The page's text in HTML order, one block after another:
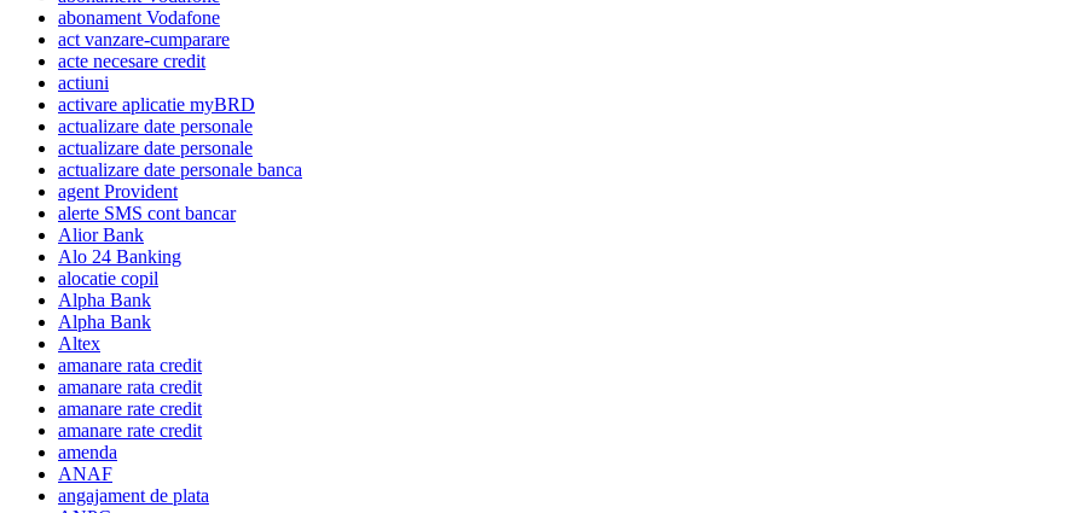
abonament Vodafone
act vanzare-cumparare
acte necesare credit
actiuni
activare aplicatie myBRD
actualizare date personale
actualizare date personale
actualizare date personale banca
agent Provident
alerte SMS cont bancar
Alior Bank
Alo 24 Banking
alocatie copil
Alpha Bank
Alpha Bank
Altex
amanare rata credit
amanare rata credit
amanare rate credit
amanare rate credit
amenda
ANAF
angajament de plata